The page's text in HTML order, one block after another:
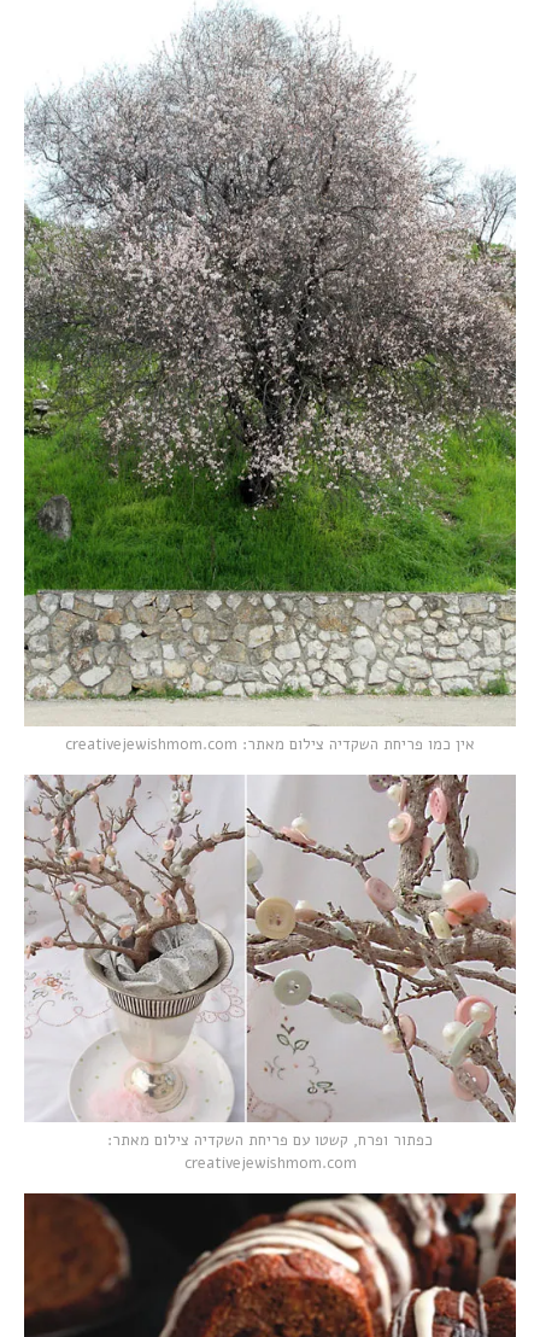
אין כמו פריחת השקדיה צילום מאתר: creativejewishmom.com
כפתור ופרח, קשטו עם פריחת השקדיה צילום מאתר:
creativejewishmom.com